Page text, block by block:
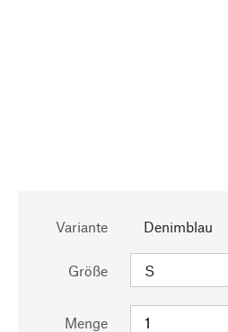
Variante Denimblau
Größe
Menge